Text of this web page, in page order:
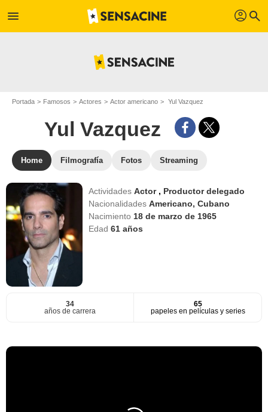
menu profil search
Portada Famosos Actores Actor americano Yul Vazquez
Yul Vazquez
Home Filmografía Fotos Streaming
ActividadesActor , Productor delegado
NacionalidadesAmericano, Cubano
Nacimiento 18 de marzo de 1965
Edad61 años
34
años de carrera
65
papeles en películas y series